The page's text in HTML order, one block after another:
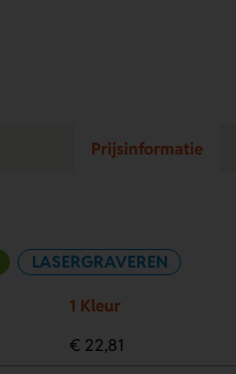
Prijsinformatie
LASERGRAVEREN
1 Kleur
€ 22,81